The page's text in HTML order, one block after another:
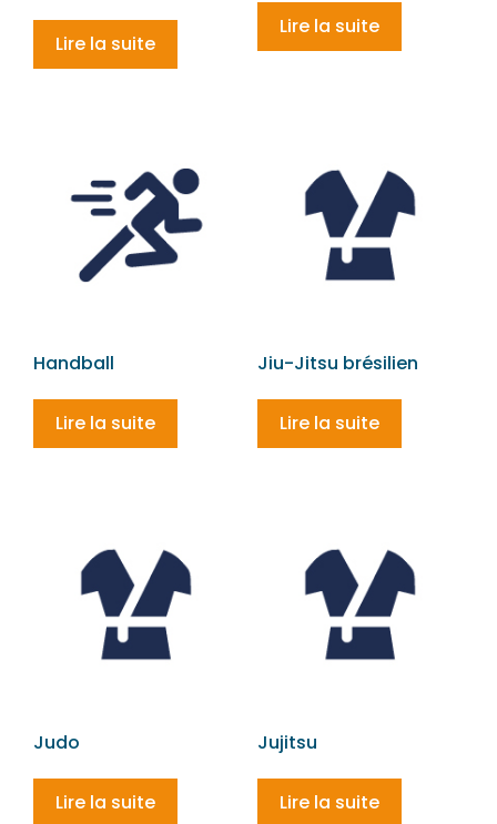
Lire la suite
Lire la suite
Handball
Lire la suite
Jiu-Jitsu brésilien
Lire la suite
Judo
Lire la suite
Jujitsu
Lire la suite